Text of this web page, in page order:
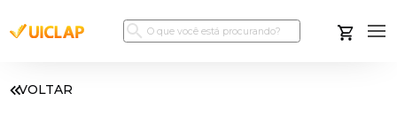
VOLTAR